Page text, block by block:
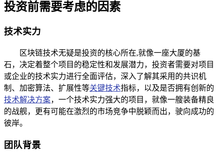
投资前需要考虑的因素
技术实力
区块链技术无疑是投资的核心所在,就像一座大厦的基
石，决定着整个项目的稳定性和发展潜力，投资者需要对项目
或企业的技术实力进行全面评估，深入了解其采用的共识机
制、加密算法、扩展性等关键技术指标，以及是否拥有创新的
技术解决方案，一个技术实力强大的项目，就像一艘装备精良
的战舰，更有可能在激烈的市场竞争中脱颖而出，驶向成功的
彼岸。
团队背景